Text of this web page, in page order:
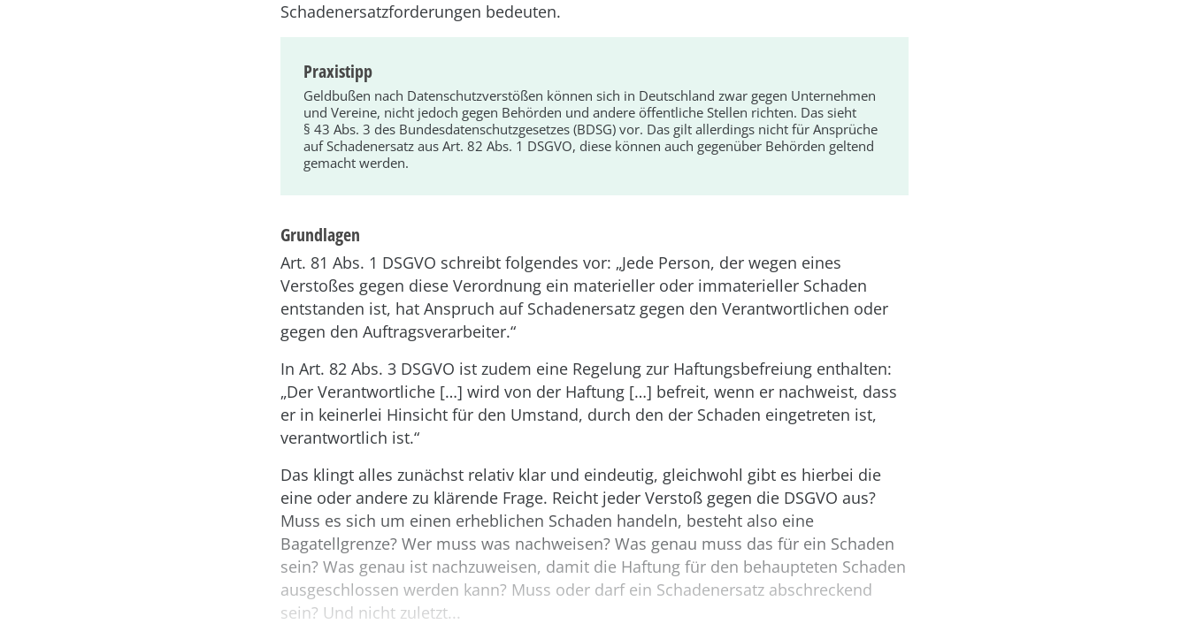
Schadenersatzforderungen bedeuten.
Praxistipp
Geldbußen nach Datenschutzverstößen können sich in Deutschland zwar gegen Unternehmen
und Vereine, nicht jedoch gegen Behörden und andere öffentliche Stellen richten. Das sieht
§ 43 Abs. 3 des Bundesdatenschutzgesetzes (BDSG) vor. Das gilt allerdings nicht für Ansprüche
auf Schadenersatz aus Art. 82 Abs. 1 DSGVO, diese können auch gegenüber Behörden geltend
gemacht werden.
Grundlagen
Art. 81 Abs. 1 DSGVO schreibt folgendes vor: „Jede Person, der wegen eines
Verstoßes gegen diese Verordnung ein materieller oder immaterieller Schaden
entstanden ist, hat Anspruch auf Schadenersatz gegen den Verantwortlichen oder
gegen den Auftragsverarbeiter.“
In Art. 82 Abs. 3 DSGVO ist zudem eine Regelung zur Haftungsbefreiung enthalten:
„Der Verantwortliche […] wird von der Haftung […] befreit, wenn er nachweist, dass
er in keinerlei Hinsicht für den Umstand, durch den der Schaden eingetreten ist,
verantwortlich ist.“
Das klingt alles zunächst relativ klar und eindeutig, gleichwohl gibt es hierbei die
eine oder andere zu klärende Frage. Reicht jeder Verstoß gegen die DSGVO aus?
Muss es sich um einen erheblichen Schaden handeln, besteht also eine
Bagatellgrenze? Wer muss was nachweisen? Was genau muss das für ein Schaden
sein? Was genau ist nachzuweisen, damit die Haftung für den behaupteten Schaden
ausgeschlossen werden kann? Muss oder darf ein Schadenersatz abschreckend
sein? Und nicht zuletzt...